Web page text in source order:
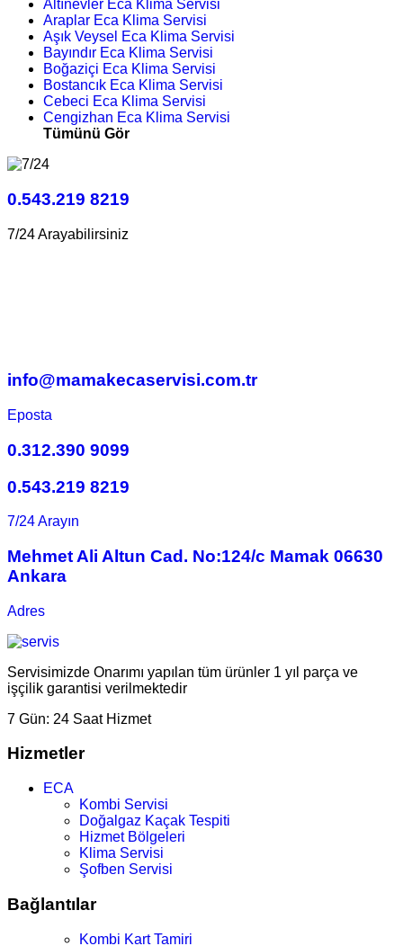
Altınevler Eca Klima Servisi
Araplar Eca Klima Servisi
Aşık Veysel Eca Klima Servisi
Bayındır Eca Klima Servisi
Boğaziçi Eca Klima Servisi
Bostancık Eca Klima Servisi
Cebeci Eca Klima Servisi
Cengizhan Eca Klima Servisi
Tümünü Gör
0.543.219 8219
7/24 Arayabilirsiniz
info@mamakecaservisi.com.tr
Eposta
0.312.390 9099
0.543.219 8219
7/24 Arayın
Mehmet Ali Altun Cad. No:124/c Mamak 06630
Ankara
Adres
Servisimizde Onarımı yapılan tüm ürünler 1 yıl parça ve
işçilik garantisi verilmektedir
7 Gün: 24 Saat Hizmet
Hizmetler
ECA
Kombi Servisi
Doğalgaz Kaçak Tespiti
Hizmet Bölgeleri
Klima Servisi
Şofben Servisi
Bağlantılar
Kombi Kart Tamiri